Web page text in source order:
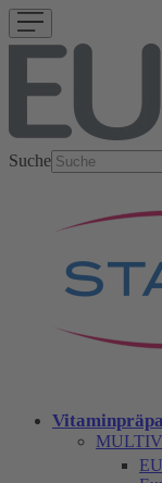
Suche